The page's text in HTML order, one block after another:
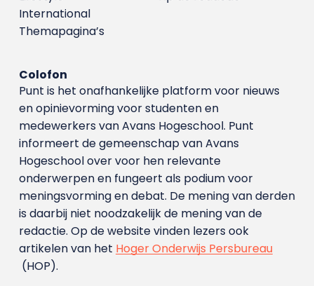
International
Themapagina’s
Colofon
Punt is het onafhankelijke platform voor nieuws
en opinievorming voor studenten en
medewerkers van Avans Hoge­school. Punt
informeert de gemeenschap van Avans
Hogeschool over voor hen relevante
onderwerpen en fungeert als podium voor
meningsvorming en debat. De mening van derden
is daarbij niet noodzakelijk de mening van de
redactie. Op de website vinden lezers ook
artikelen van het Hoger Onderwijs Persbureau
(HOP).